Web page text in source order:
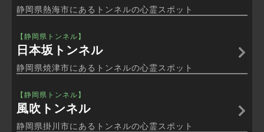
静岡県熱海市にあるトンネルの心霊スポット
【静岡県トンネル】
日本坂トンネル
静岡県焼津市にあるトンネルの心霊スポット
【静岡県トンネル】
風吹トンネル
静岡県掛川市にあるトンネルの心霊スポット